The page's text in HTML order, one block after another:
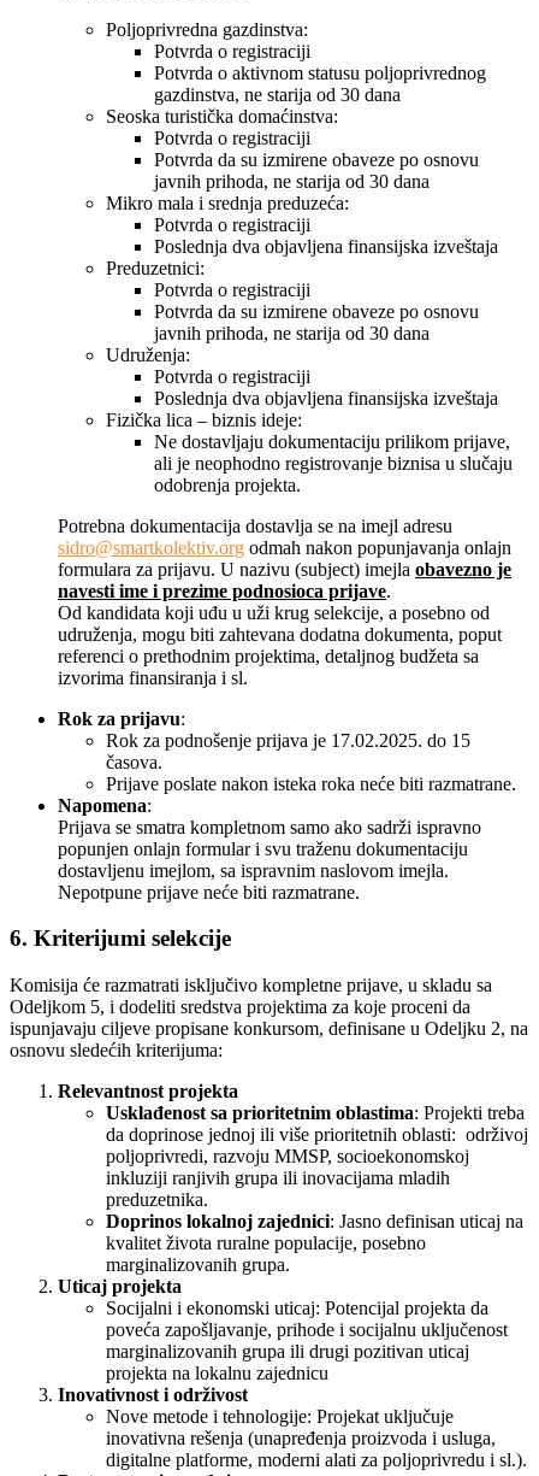
Poljoprivredna gazdinstva:
Potvrda o registraciji
Potvrda o aktivnom statusu poljoprivrednog
gazdinstva, ne starija od 30 dana
Seoska turistička domaćinstva:
Potvrda o registraciji
Potvrda da su izmirene obaveze po osnovu
javnih prihoda, ne starija od 30 dana
Mikro mala i srednja preduzeća:
Potvrda o registraciji
Poslednja dva objavljena finansijska izveštaja
Preduzetnici:
Potvrda o registraciji
Potvrda da su izmirene obaveze po osnovu
javnih prihoda, ne starija od 30 dana
Udruženja:
Potvrda o registraciji
Poslednja dva objavljena finansijska izveštaja
Fizička lica – biznis ideje:
Ne dostavljaju dokumentaciju prilikom prijave,
ali je neophodno registrovanje biznisa u slučaju
odobrenja projekta.
Potrebna dokumentacija dostavlja se na imejl adresu
sidro@smartkolektiv.org odmah nakon popunjavanja onlajn
formulara za prijavu. U nazivu (subject) imejla obavezno je
navesti ime i prezime podnosioca prijave.
Od kandidata koji uđu u uži krug selekcije, a posebno od
udruženja, mogu biti zahtevana dodatna dokumenta, poput
referenci o prethodnim projektima, detaljnog budžeta sa
izvorima finansiranja i sl.
Rok za prijavu:
Rok za podnošenje prijava je 17.02.2025. do 15
časova.
Prijave poslate nakon isteka roka neće biti razmatrane.
Napomena:
Prijava se smatra kompletnom samo ako sadrži ispravno
popunjen onlajn formular i svu traženu dokumentaciju
dostavljenu imejlom, sa ispravnim naslovom imejla.
Nepotpune prijave neće biti razmatrane.
6. Kriterijumi selekcije
Komisija će razmatrati isključivo kompletne prijave, u skladu sa
Odeljkom 5, i dodeliti sredstva projektima za koje proceni da
ispunjavaju ciljeve propisane konkursom, definisane u Odeljku 2, na
osnovu sledećih kriterijuma:
Relevantnost projekta
Usklađenost sa prioritetnim oblastima: Projekti treba
da doprinose jednoj ili više prioritetnih oblasti: održivoj
poljoprivredi, razvoju MMSP, socioekonomskoj
inkluziji ranjivih grupa ili inovacijama mladih
preduzetnika.
Doprinos lokalnoj zajednici: Jasno definisan uticaj na
kvalitet života ruralne populacije, posebno
marginalizovanih grupa.
Uticaj projekta
Socijalni i ekonomski uticaj: Potencijal projekta da
poveća zapošljavanje, prihode i socijalnu uključenost
marginalizovanih grupa ili drugi pozitivan uticaj
projekta na lokalnu zajednicu
Inovativnost i održivost
Nove metode i tehnologije: Projekat uključuje
inovativna rešenja (unapređenja proizvoda i usluga,
digitalne platforme, moderni alati za poljoprivredu i sl.).